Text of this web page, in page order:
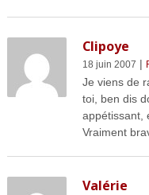
Clipoye
18 juin 2007 |
Je viens de
toi, ben dis
appétissant,
Vraiment
Valérie